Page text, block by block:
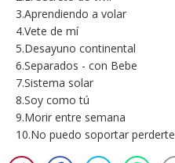
3.Aprendiendo a volar
4.Vete de mí
5.Desayuno continental
6.Separados - con Bebe
7.Sistema solar
8.Soy como tú
9.Morir entre semana
10.No puedo soportar perderte